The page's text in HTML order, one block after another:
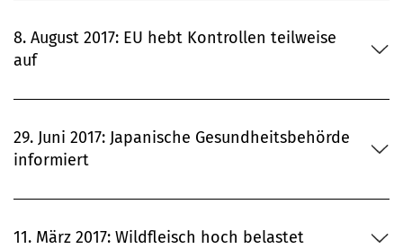
8. August 2017: EU hebt Kontrollen teilweise
auf
29. Juni 2017: Japanische Gesundheitsbehörde
informiert
11. März 2017: Wildfleisch hoch belastet